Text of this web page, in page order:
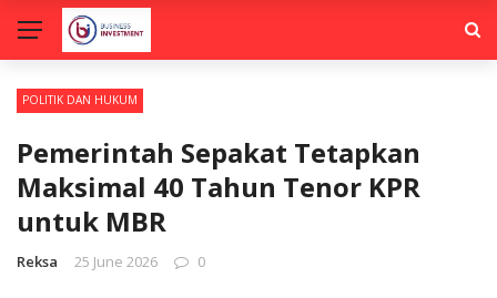
POLITIK DAN HUKUM
Pemerintah Sepakat Tetapkan
Maksimal 40 Tahun Tenor KPR
untuk MBR
Reksa 25 June 2026 0